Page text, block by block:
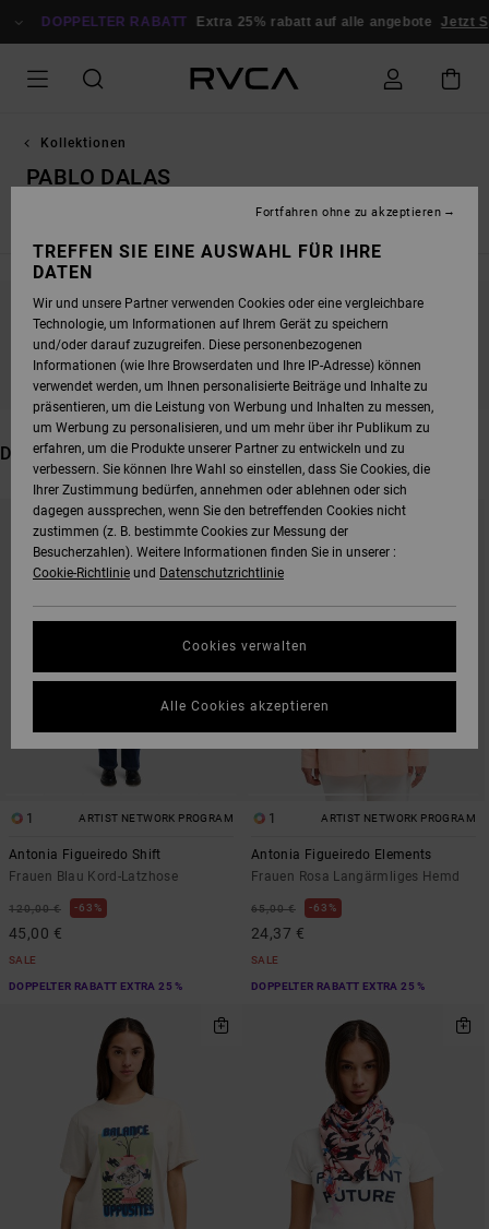
ZUR
RABATT Extra 25% rabatt auf alle angebote Jetzt Sparen
Kollektionen
PABLO DALAS
BLEIB DABEI, DIE PRODUKTE SIND BALD
WIEDER DA
DAS KÖNNTE DIR AUCH GEFALLEN
DIREKT
FILTERKRITERIEN
ÜBERSPRINGEN
FILTERN
1 ARTIST NETWORK PROGRAM
Antonia Figueiredo Shift
Frauen Blau Kord-Latzhose
120,00 € 63%
45,00 €
SALE
DOPPELTER RABATT EXTRA 25 %
1 ARTIST NETWORK PROGRAM
Antonia Figueiredo Elements
Frauen Rosa Langärmliges Hemd
65,00 € 63%
24,37 €
SALE
DOPPELTER RABATT EXTRA 25 %
TREFFEN SIE EINE AUSWAHL FÜR IHRE
DATEN
Wir und unsere Partner verwenden Cookies oder eine vergleichbare
Technologie, um Informationen auf Ihrem Gerät zu speichern
und/oder darauf zuzugreifen. Diese personenbezogenen
Informationen (wie Ihre Browserdaten und Ihre IP-Adresse) können
verwendet werden, um Ihnen personalisierte Beiträge und Inhalte zu
präsentieren, um die Leistung von Werbung und Inhalten zu messen,
um Werbung zu personalisieren, und um mehr über ihr Publikum zu
erfahren, um die Produkte unserer Partner zu entwickeln und zu
verbessern. Sie können Ihre Wahl so einstellen, dass Sie Cookies, die
Ihrer Zustimmung bedürfen, annehmen oder ablehnen oder sich
dagegen aussprechen, wenn Sie den betreffenden Cookies nicht
zustimmen (z. B. bestimmte Cookies zur Messung der
Besucherzahlen). Weitere Informationen finden Sie in unserer :
Cookie-Richtlinie und Datenschutzrichtlinie
Cookies verwalten
Fortfahren ohne zu akzeptieren
Alle Cookies akzeptieren